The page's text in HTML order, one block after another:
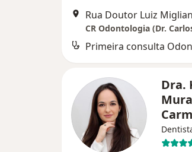
CR Odontologia (Dr.
Dra.